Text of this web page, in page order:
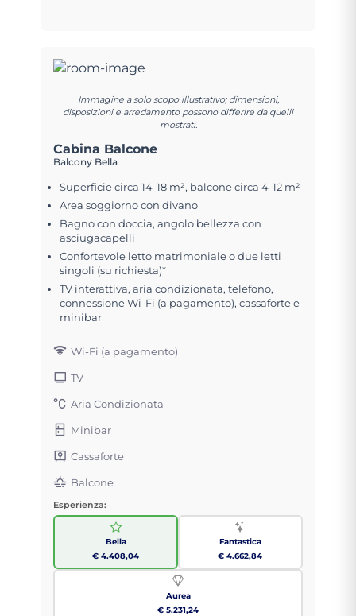
Immagine a solo scopo illustrativo; dimensioni,
disposizioni e arredamento possono differire da quelli
mostrati.
Cabina Balcone
Balcony Bella
Superficie circa 14-18 m², balcone circa 4-12 m²
Area soggiorno con divano
Bagno con doccia, angolo bellezza con
asciugacapelli
Confortevole letto matrimoniale o due letti
singoli (su richiesta)*
TV interattiva, aria condizionata, telefono,
connessione Wi-Fi (a pagamento), cassaforte e
minibar
Wi-Fi (a pagamento)
TV
Aria Condizionata
Minibar
Cassaforte
Balcone
Esperienza:
Bella
€ 4.408,04
Fantastica
€ 4.662,84
Aurea
€ 5.231,24